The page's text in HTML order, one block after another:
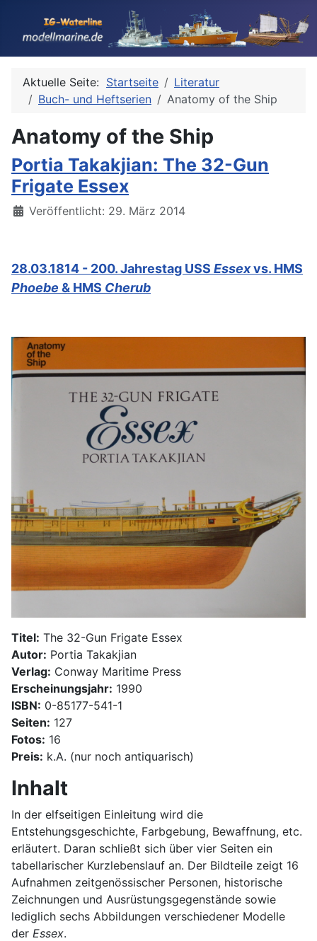
Aktuelle Seite: Startseite
Literatur
Buch- und Heftserien
Anatomy of the Ship
Anatomy of the Ship
Portia Takakjian: The 32-Gun
Frigate Essex
Details
Veröffentlicht: 29. März 2014
28.03.1814 - 200. Jahrestag USS Essexvs. HMS
Phoebe & HMS Cherub
Titel: The 32-Gun Frigate Essex
Autor: Portia Takakjian
Verlag: Conway Maritime Press
Erscheinungsjahr: 1990
ISBN: 0-85177-541-1
Seiten: 127
Fotos: 16
Preis: k.A. (nur noch antiquarisch)
Inhalt
In der elfseitigen Einleitung wird die
Entstehungsgeschichte, Farbgebung, Bewaffnung, etc.
erläutert. Daran schließt sich über vier Seiten ein
tabellarischer Kurzlebenslauf an. Der Bildteile zeigt 16
Aufnahmen zeitgenössischer Personen, historische
Zeichnungen und Ausrüstungsgegenstände sowie
lediglich sechs Abbildungen verschiedener Modelle
der Essex.